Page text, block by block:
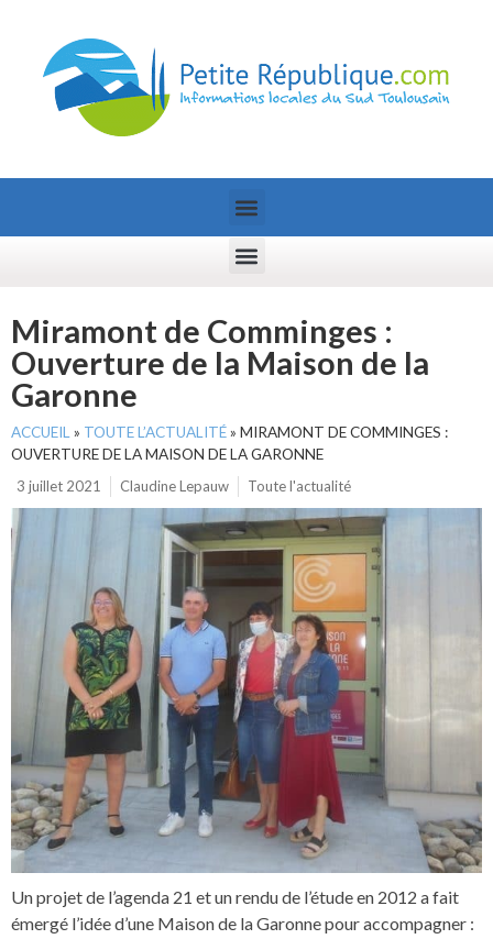
Miramont de Comminges :
Ouverture de la Maison de la
Garonne
ACCUEIL » TOUTE L’ACTUALITÉ» MIRAMONT DE COMMINGES :
OUVERTURE DE LA MAISON DE LA GARONNE
3 juillet 2021
Claudine Lepauw Toute l'actualité
Un projet de l’agenda 21 et un rendu de l’étude en 2012 a fait
émergé l’idée d’une Maison de la Garonne pour accompagner :